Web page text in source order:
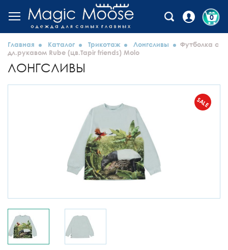
0
Главная Каталог Трикотаж Лонгсливы
Футболка с
дл.рукавом Rube (цв.Tapir friends) Molo
ЛОНГСЛИВЫ
SALE